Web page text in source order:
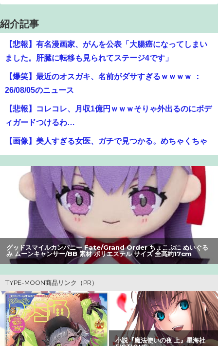
紹介記事
【悲報】有名漫画家、がんを公表「大腸癌になってしまい
ました。肝臓に転移も見られてステージ4です」
【爆笑】最近のオスガキ、名前がダサすぎるｗｗｗｗ ：
26/08/05のニュース
【悲報】コレコレ、月収1億円ｗｗｗそりゃ外出るのにボデ
ィガードつけるわ…
【画像】美人すぎる女医、ガチで見つかる。めちゃくちゃ
いいべｗｗｗｗ ：26/08/04のニュース
【閲覧注意】元臆女キャバ嬢の首吊り自配信、拡散されま
くって終わるｗｗｗｗｗｗｗ
【朗報】アマガミの棚町薫さん、最新絵でめっちゃ可愛く
なる：26/08/03のニュース
町の弁当屋「申し訳ないが消費税1%になったらその分商品
代を値上げするわ」
26/08/02のニュース
【警告】社会人「スムージーにキウイ皮ごと入れよ。これ
美容にいいんだよね〜」→ 結果…
【画像】瀬戸環奈（セトカン）さん、ティファのコスプレ
グッドスマイルカンパニー Fate/Grand Order ちょこぷに ぬいぐる
み ムーンキャンサー/BB 素材 ポリエステル サイズ 全高約17cm